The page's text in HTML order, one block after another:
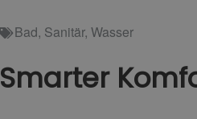
Bad, Sanitär, Wasser
Smarter